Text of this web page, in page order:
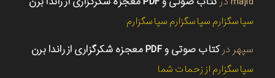
سپاسگزارم سپاسگزارم سپاسگزارم
سپهر درکتاب صوتی و PDF معجزه شکرگزاری از راندا برن
سپاسگزارم از زحمات شما